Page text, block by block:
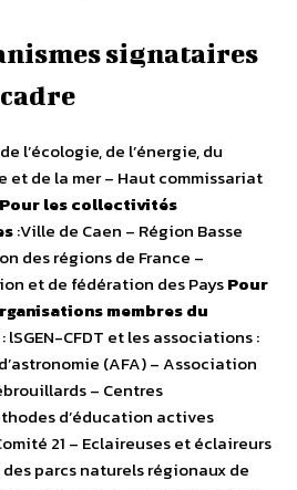
signataires
l’écologie, de l’énergie, du
et de la mer – Haut commissariat
Pour les collectivités
:Ville de Caen – Région Basse
des régions de France –
et de fédération des PaysPour
membres du
lSGEN-CFDT et les associations :
(AFA) – Association
– Centres
d’éducation actives
21 – Eclaireuses et éclaireurs
parcs naturels régionaux de